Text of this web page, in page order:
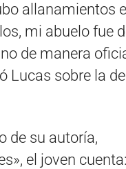
allanamientos
mi abuelo fue
de manera
Lucas sobre la
de su autoría,
el joven cuenta: